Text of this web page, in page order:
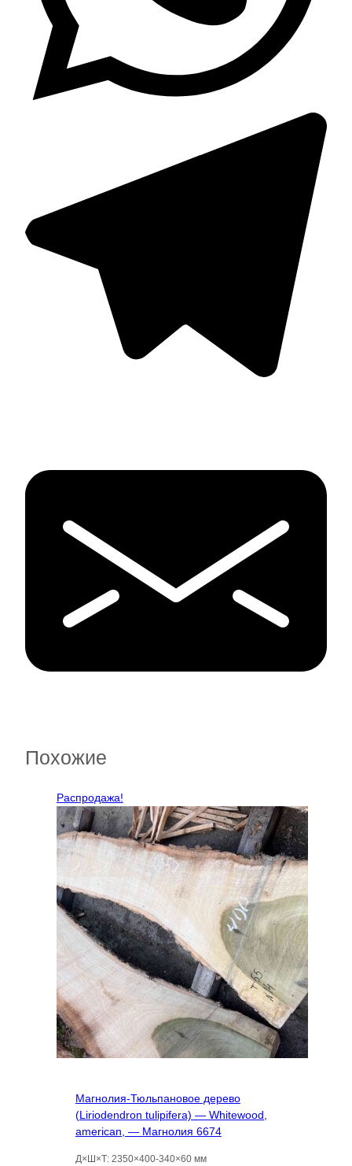
Похожие
Распродажа!
Магнолия-Тюльпановое дерево
(Liriodendron tulipifera) — Whitewood,
american, — Магнолия 6674
Д×Ш×Т: 2350×400-340×60 мм